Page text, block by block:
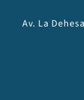
Av. La